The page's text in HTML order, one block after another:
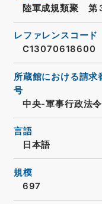
陸軍成規類聚
レファレンスコード
C13070618600
所蔵館における請求
号
中央-軍事行政法
言語
日本語
規模
697